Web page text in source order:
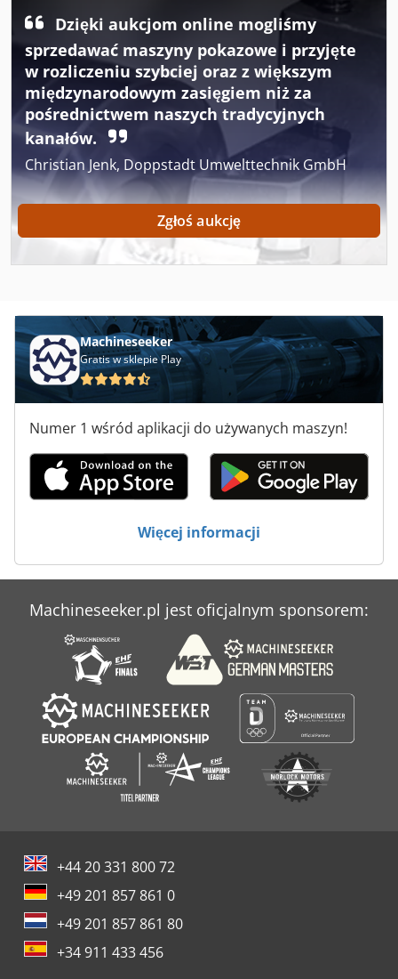
Case Ih 9370
Case Ih Ciągnik
Case Ih Cs 94
Case Ih Cvx 1190
Case Ih Cvx 130
Case Ih Jx 1090 U
Case Ih Maxxum 140
Case Ih Maxxum 5140
Case Ih Mx 100 C
Case Ih Mx 110
Case Ih Mx 120
Case Ih Mx 135
Case Ih Mx 230
Case Ih Mxm 130
Dzięki aukcjom online mogliśmy
sprzedawać maszyny pokazowe i przyjęte
w rozliczeniu szybciej oraz z większym
międzynarodowym zasięgiem niż za
pośrednictwem naszych tradycyjnych
kanałów.
Christian Jenk, Doppstadt Umwelttechnik GmbH
Zgłoś aukcję
Machineseeker
Gratis w sklepie Play
Numer 1 wśród aplikacji do używanych maszyn!
Więcej informacji
Machineseeker.pl jest oficjalnym sponsorem:
+44 20 331 800 72
+49 201 857 861 0
+49 201 857 861 80
+34 911 433 456